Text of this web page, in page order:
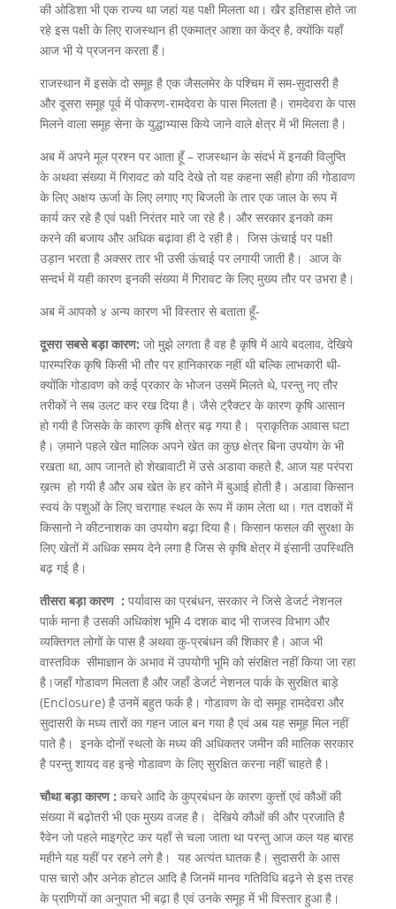
की ओडिशा भी एक राज्य था जहां यह पक्षी मिलता था। खैर इतिहास होते जा
रहे इस पक्षी के लिए राजस्थान ही एकमात्र आशा का केंद्र है, क्योंकि यहाँ
आज भी ये प्रजनन करता हैं।
राजस्थान में इसके दो समूह है एक जैसलमेर के पश्चिम में सम-सुदासरी है
और दूसरा समूह पूर्व में पोकरण-रामदेवरा के पास मिलता है। रामदेवरा के पास
मिलने वाला समूह सेना के युद्धाभ्यास किये जाने वाले क्षेत्र में भी मिलता है।
अब में अपने मूल प्रश्न पर आता हूँ – राजस्थान के संदर्भ में इनकी विलुप्ति
के अथवा संख्या में गिरावट को यदि देखे तो यह कहना सही होगा की गोडावण
के लिए अक्षय ऊर्जा के लिए लगाए गए बिजली के तार एक जाल के रूप में
कार्य कर रहे है एवं पक्षी निरंतर मारे जा रहे है। और सरकार इनको कम
करने की बजाय और अधिक बढ़ावा ही दे रही है। जिस ऊंचाई पर पक्षी
उड़ान भरता है अक्सर तार भी उसी ऊंचाई पर लगायी जाती है। आज के
सन्दर्भ में यही कारण इनकी संख्या में गिरावट के लिए मुख्य तौर पर उभरा है।
अब में आपको ४ अन्य कारण भी विस्तार से बताता हूँ-
दूसरा सबसे बड़ा कारण: जो मुझे लगता है वह है कृषि में आये बदलाव, देखिये
पारम्परिक कृषि किसी भी तौर पर हानिकारक नहीं थी बल्कि लाभकारी थी-
क्योंकि गोडावण को कई प्रकार के भोजन उसमें मिलते थे, परन्तु नए तौर
तरीकों ने सब उलट कर रख दिया है। जैसे ट्रैक्टर के कारण कृषि आसान
हो गयी है जिसके के कारण कृषि क्षेत्र बढ़ गया है। प्राकृतिक आवास घटा
है। ज़माने पहले खेत मालिक अपने खेत का कुछ क्षेत्र बिना उपयोग के भी
रखता था, आप जानते हो शेखावाटी में उसे अडावा कहते है, आज यह परंपरा
ख़त्म हो गयी है और अब खेत के हर कोने में बुआई होती है। अडावा किसान
स्वयं के पशुओं के लिए चरागाह स्थल के रूप में काम लेता था। गत दशकों में
किसानो ने कीटनाशक का उपयोग बढ़ा दिया है। किसान फसल की सुरक्षा के
लिए खेतों में अधिक समय देने लगा है जिस से कृषि क्षेत्र में इंसानी उपस्थिति
बढ़ गई है।
तीसरा बड़ा कारण : पर्यावास का प्रबंधन, सरकार ने जिसे डेजर्ट नेशनल
पार्क माना है उसकी अधिकांश भूमि 4 दशक बाद भी राजस्व विभाग और
व्यक्तिगत लोगों के पास है अथवा कु-प्रबंधन की शिकार है। आज भी
वास्तविक सीमाज्ञान के अभाव में उपयोगी भूमि को संरक्षित नहीं किया जा रहा
है।जहाँ गोडावण मिलता है और जहाँ डेजर्ट नेशनल पार्क के सुरक्षित बाड़े
(Enclosure) है उनमें बहुत फर्क है। गोडावण के दो समूह रामदेवरा और
सुदासरी के मध्य तारों का गहन जाल बन गया है एवं अब यह समूह मिल नहीं
पाते है। इनके दोनों स्थलो के मध्य की अधिकतर जमीन की मालिक सरकार
है परन्तु शायद वह इन्हे गोडावण के लिए सुरक्षित करना नहीं चाहते है।
चौथा बड़ा कारण : कचरे आदि के कुप्रबंधन के कारण कुत्तों एवं कौओं की
संख्या में बढ़ोतरी भी एक मुख्य वजह है। देखिये कौओं की और प्रजाति है
रैवेन जो पहले माइग्रेट कर यहाँ से चला जाता था परन्तु आज कल यह बारह
महीने यह यहीं पर रहने लगे है। यह अत्यंत घातक है। सुदासरी के आस
पास चारो और अनेक होटल आदि है जिनमें मानव गतिविधि बढ़ने से इस तरह
के प्राणियों का अनुपात भी बढ़ा है एवं उनके समूह में भी विस्तार हुआ है।